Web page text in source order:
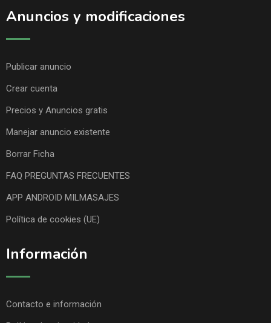
Anuncios y modificaciones
Publicar anuncio
Crear cuenta
Precios y Anuncios gratis
Manejar anuncio existente
Borrar Ficha
FAQ PREGUNTAS FRECUENTES
APP ANDROID MILMASAJES
Política de cookies (UE)
Información
Contacto e información